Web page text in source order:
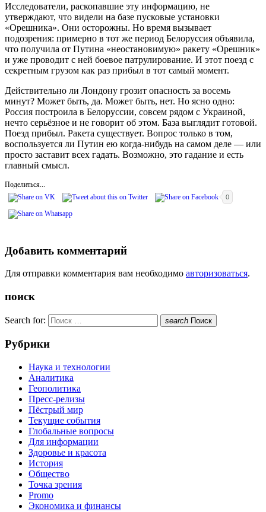
Исследователи, раскопавшие эту информацию, не
утверждают, что видели на базе пусковые установки
«Орешника». Они осторожны. Но время вызывает
подозрения: примерно в тот же период Белоруссия объявила,
что получила от Путина «неостановимую» ракету «Орешник»
и уже проводит с ней боевое патрулирование. И этот поезд с
секретным грузом как раз прибыл в тот самый момент.
Действительно ли Лондону грозит опасность за восемь
минут? Может быть, да. Может быть, нет. Но ясно одно:
Россия построила в Белоруссии, совсем рядом с Украиной,
нечто серьёзное и не говорит об этом. База выглядит готовой.
Поезд прибыл. Ракета существует. Вопрос только в том,
воспользуется ли Путин ею когда-нибудь на самом деле — или
просто заставит всех гадать. Возможно, это гадание и есть
главный смысл.
Поделиться...
0
Добавить комментарий
Для отправки комментария вам необходимо авторизоваться.
поиск
Search for: search Поиск
Рубрики
Наука и технологии
Аналитика
Геополитика
Пресс-релизы
Пёстрый мир
Текущие события
Глобальные вопросы
Для информации
Здоровье и красота
История
Общество
Точка зрения
Promo
Экономика и финансы